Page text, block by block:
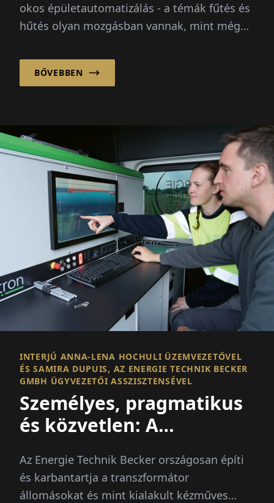
okos épületautomatizálás - a témák fűtés és
hűtés olyan mozgásban vannak, mint még
BŐVEBBEN
INTERJÚ ANNA-LENA HOCHULI ÜZEMVEZETŐVEL
ÉS SAMIRA DUPUIS, AZ ENERGIE TECHNIK BECKER
GMBH ÜGYVEZETŐI ASSZISZTENSÉVEL
Személyes, pragmatikus
és közvetlen: A
középfeszültség számára
Az Energie Technik Becker országosan építi
és karbantartja a transzformátor
állomásokat és mint kialakult kézműves